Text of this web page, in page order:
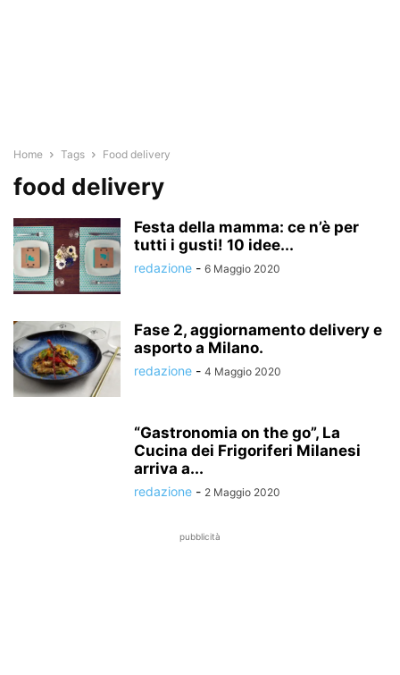
Home Tags Food delivery
food delivery
Festa della mamma: ce n’è per
tutti i gusti! 10 idee...
redazione - 6 Maggio 2020
Fase 2, aggiornamento delivery e
asporto a Milano.
redazione - 4 Maggio 2020
“Gastronomia on the go”, La
Cucina dei Frigoriferi Milanesi
arriva a...
redazione - 2 Maggio 2020
pubblicità